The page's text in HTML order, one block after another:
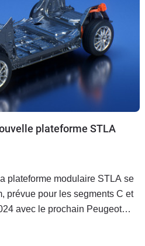
plateforme STLA
plateforme modulaire STLA se
prévue pour les segments C et
avec le prochain Peugeot